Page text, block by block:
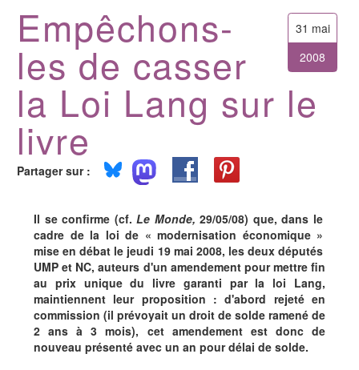
31 mai
2008
Empêchons-
les de casser
la Loi Lang sur le
livre
Partager sur :
Il se confirme (cf.Le Monde, 29/05/08) que, dans le
cadre de la loi de « modernisation économique »
mise en débat le jeudi 19 mai 2008, les deux députés
UMP et NC, auteurs d'un amendement pour mettre fin
au prix unique du livre garanti par la loi Lang,
maintiennent leur proposition : d'abord rejeté en
commission (il prévoyait un droit de solde ramené de
2 ans à 3 mois), cet amendement est donc de
nouveau présenté avec un an pour délai de solde.